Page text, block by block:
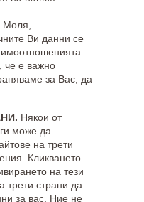
Моля,
Ви данни се
че е важно
за Вас, да
Някои от
може да
на трети
Кликването
на тези
трети страни да
за вас. Ние не